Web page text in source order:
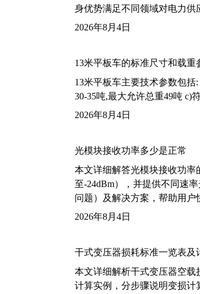
身优势满足不同领域对电力供
2026年8月4日
13米平板车的标准尺寸和载重
13米平板车主要技术参数包括
30-35吨,最大允许总重49吨 c)
2026年8月4日
光模块接收功率多少是正常
本文详细解答光模块接收功率
至-24dBm），并提供不同速
问题）及解决方案，帮助用户
2026年8月4日
干式变压器损耗标准一览表及
本文详细解析干式变压器空载
计算实例，分步骤说明变损计